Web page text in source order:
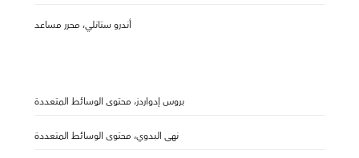
أندرو ستانلي، محرر مساعد
بروس إدواردز، محتوى الوسائط المتعددة
نهى البدوي، محتوى الوسائط المتعددة